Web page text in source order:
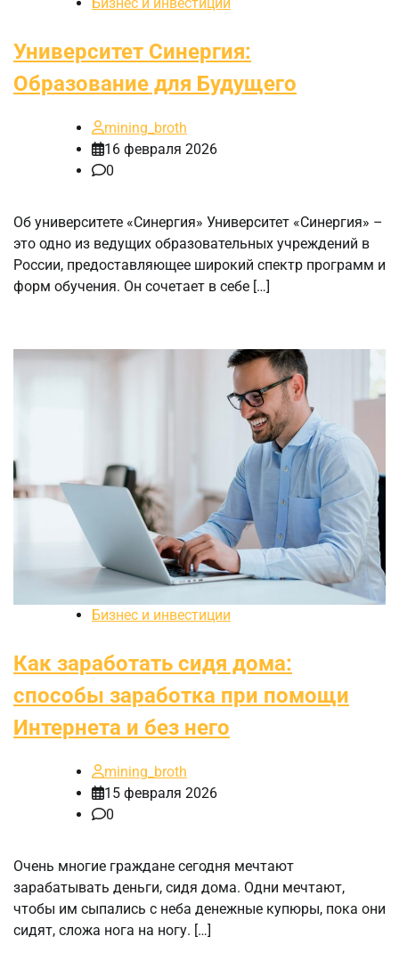
Университет Синергия:
Образование для Будущего
mining_broth
16 февраля 2026
0
Об университете «Синергия» Университет «Синергия» –
это одно из ведущих образовательных учреждений в
России, предоставляющее широкий спектр программ и
форм обучения. Он сочетает в себе […]
Бизнес и инвестиции
Как заработать сидя дома:
способы заработка при помощи
Интернета и без него
mining_broth
15 февраля 2026
0
Очень многие граждане сегодня мечтают
зарабатывать деньги, сидя дома. Одни мечтают,
чтобы им сыпались с неба денежные купюры, пока они
сидят, сложа нога на ногу. […]